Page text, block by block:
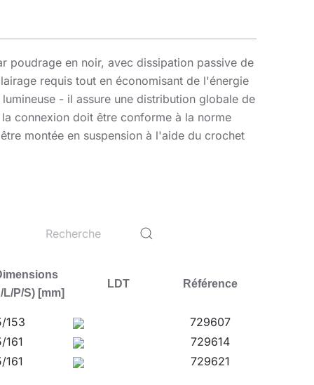
poudrage en noir, avec dissipation passive de
requis tout en économisant de l'énergie
- il assure une distribution globale de
connexion doit être conforme à la norme
montée en suspension à l'aide du crochet
L/P/S) [mm]
LDT Référence
153
729607
161
729614
161 729621